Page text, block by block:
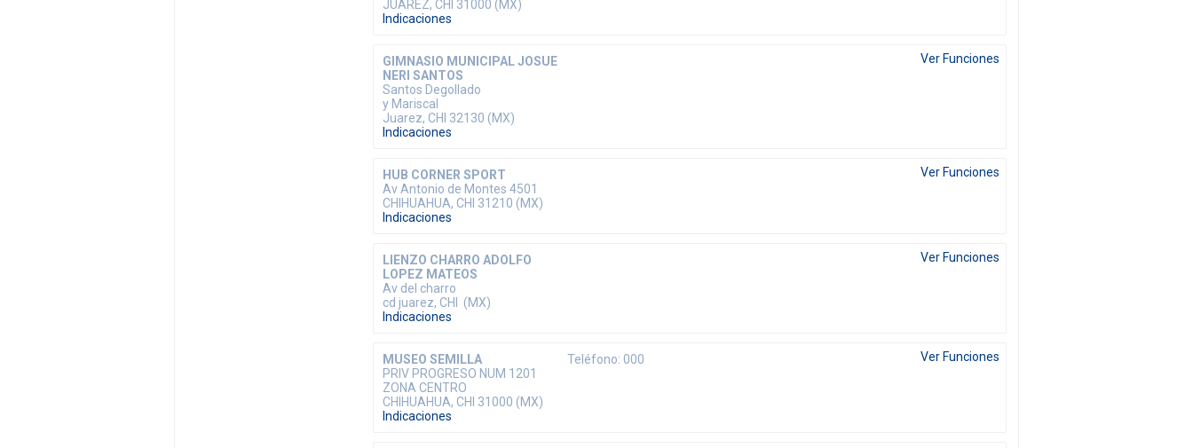
JUAREZ, CHI 31000 (MX)
Indicaciones
GIMNASIO MUNICIPAL JOSUE
NERI SANTOS
Santos Degollado
y Mariscal
Juarez, CHI 32130 (MX)
Indicaciones
Ver Funciones
HUB CORNER SPORT
Av Antonio de Montes 4501
CHIHUAHUA, CHI 31210 (MX)
Indicaciones
Ver Funciones
LIENZO CHARRO ADOLFO
LOPEZ MATEOS
Av del charro
cd juarez, CHI (MX)
Indicaciones
Ver Funciones
MUSEO SEMILLA
PRIV PROGRESO NUM 1201
ZONA CENTRO
CHIHUAHUA, CHI 31000 (MX)
Indicaciones
Teléfono: 000 Ver Funciones